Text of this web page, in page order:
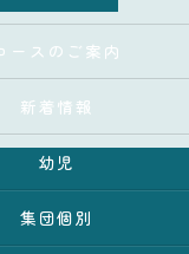
ースのご案内
新着情報
幼児
集団個別